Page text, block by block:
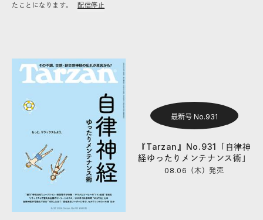
たことになります。
配信停止
最新号 No.931
『Tarzan』No.931「自律神
経ゆったりメンテナンス術」
08.06（木）発売